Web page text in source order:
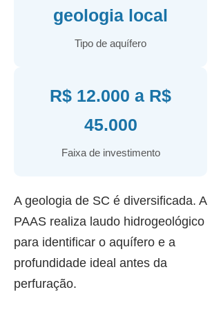
geologia local
Tipo de aquífero
R$ 12.000 a R$
45.000
Faixa de investimento
A geologia de SC é diversificada. A
PAAS realiza laudo hidrogeológico
para identificar o aquífero e a
profundidade ideal antes da
perfuração.